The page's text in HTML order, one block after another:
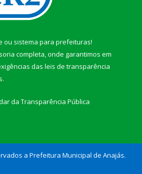
ou sistema para prefeituras!
completa, onde garantimos em
das leis de transparência
da Transparência Pública
a Prefeitura Municipal de Anajás.